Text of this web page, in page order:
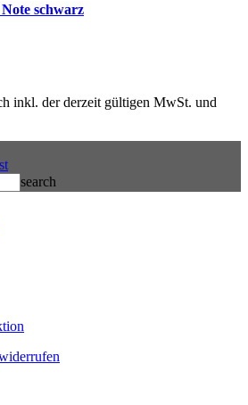
schwarz
inkl. der derzeit gültigen MwSt. und
search